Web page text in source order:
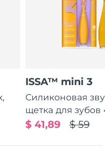
ISSA™ mini 3
Силиконовая
щетка для зубов
$ 59
$ 41,89